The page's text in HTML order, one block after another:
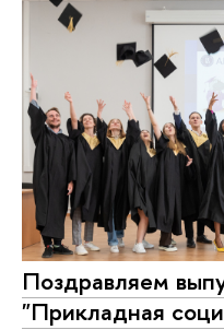
Поздравляем
"Прикладная